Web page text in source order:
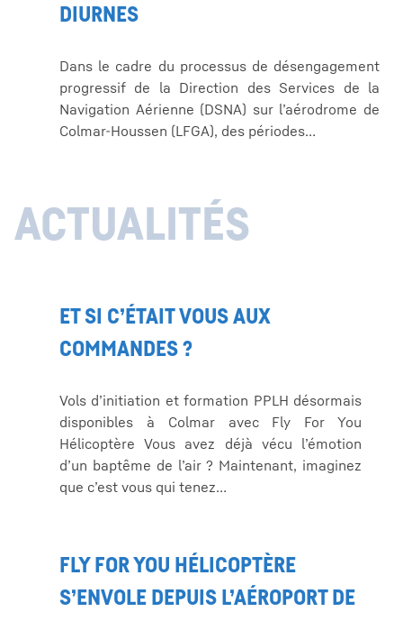
DIURNES
Dans le cadre du processus de désengagement
progressif de la Direction des Services de la
Navigation Aérienne (DSNA) sur l’aérodrome de
Colmar-Houssen (LFGA), des périodes…
ACTUALITÉS
ET SI C’ÉTAIT VOUS AUX
COMMANDES ?
Vols d’initiation et formation PPLH désormais
disponibles à Colmar avec Fly For You
Hélicoptère Vous avez déjà vécu l’émotion
d’un baptême de l’air ? Maintenant, imaginez
que c’est vous qui tenez…
FLY FOR YOU HÉLICOPTÈRE
S’ENVOLE DEPUIS L’AÉROPORT DE